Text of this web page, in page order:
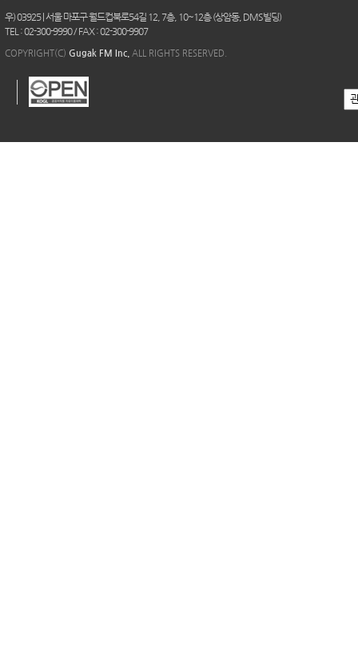
우) 03925 | 서울 마포구 월드컵북로54길 12, 7층, 10~12층 (상암동, DMS빌딩)
TEL : 02-300-9990 / FAX : 02-300-9907
COPYRIGHT(C) Gugak FM Inc. ALL RIGHTS RESERVED.